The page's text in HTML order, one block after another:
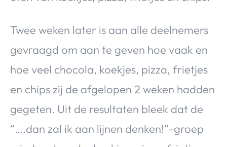
Twee weken later is aan alle deelnemers
gevraagd om aan te geven hoe vaak en
hoe veel chocola, koekjes, pizza, frietjes
en chips zij de afgelopen 2 weken hadden
gegeten. Uit de resultaten bleek dat de
“….dan zal ik aan lijnen denken!”-groep